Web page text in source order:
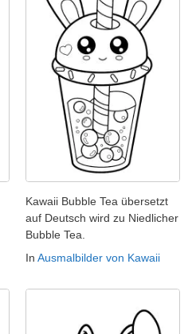
Kawaii Bubble Tea übersetzt
auf Deutsch wird zu Niedlicher
Bubble Tea.
In Ausmalbilder von Kawaii